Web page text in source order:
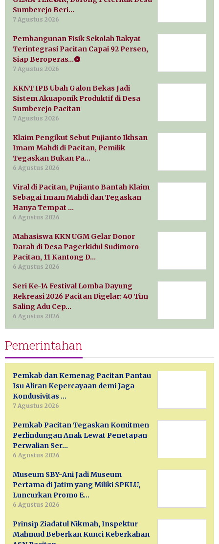
Sumberejo Beri…
7 Agustus 2026
Pembangunan Fisik Sekolah Rakyat
Terintegrasi Pacitan Capai 92 Persen,
Siap Beroperas…
7 Agustus 2026
KKNT IPB Ubah Galon Bekas Jadi
Sistem Akuaponik Produktif di Desa
Sumberejo Pacitan
7 Agustus 2026
Klaim Pengikut Sebut Pujianto Ikhsan
Imam Mahdi di Pacitan, Pemilik
Tegaskan Bukan Pa…
6 Agustus 2026
Viral di Pacitan, Pujianto Bantah Klaim
Sebagai Imam Mahdi dan Tegaskan
Hanya Tempat …
6 Agustus 2026
Mahasiswa KKN UGM Gelar Donor
Darah di Desa Pagerkidul Sudimoro
Pacitan, 11 Kantong D…
6 Agustus 2026
Seri Ke-14 Festival Lomba Dayung
Rekreasi 2026 Pacitan Digelar: 40 Tim
Saling Adu Cep…
6 Agustus 2026
Pemerintahan
Pemkab dan Kemenag Pacitan Pantau
Isu Aliran Kepercayaan demi Jaga
Kondusivitas …
7 Agustus 2026
Pemkab Pacitan Tegaskan Komitmen
Perlindungan Anak Lewat Penetapan
Perwalian Ser…
6 Agustus 2026
Museum SBY-Ani Jadi Museum
Pertama di Jatim yang Miliki SPKLU,
Luncurkan Promo E…
6 Agustus 2026
Prinsip Ziadatul Nikmah, Inspektur
Mahmud Beberkan Kunci Keberkahan